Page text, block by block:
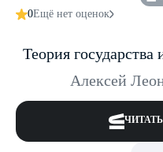
0Ещё нет оценок
Теория
Алексей